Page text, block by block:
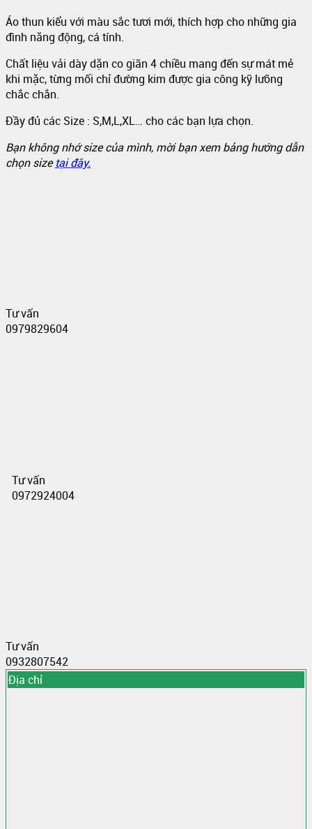
Áo thun kiểu với màu sắc tươi mới, thích hợp cho những gia
đình năng động, cá tính.
Chất liệu vải dày dặn co giãn 4 chiều mang đến sự mát mẻ
khi mặc, từng mối chỉ đường kim được gia công kỹ lưỡng
chắc chắn.
Đầy đủ các Size : S,M,L,XL… cho các bạn lựa chọn.
Bạn không nhớ size của mình, mời bạn xem bảng hướng dẫn
chọn size tại đây.
Tư vấn
0979829604
Tư vấn
0972924004
Tư vấn
0932807542
Địa chỉ